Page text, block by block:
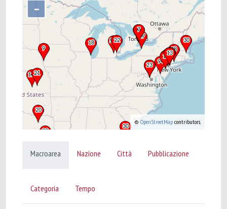
–
© OpenStreetMap contributors.
Macroarea Nazione Città Pubblicazione
Categoria Tempo